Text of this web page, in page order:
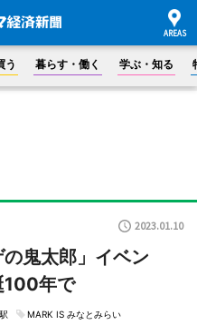
う 暮らす・働く 学ぶ・知る
2023.01.10
鬼太郎」イベン
100年で
MARK IS みなとみらい